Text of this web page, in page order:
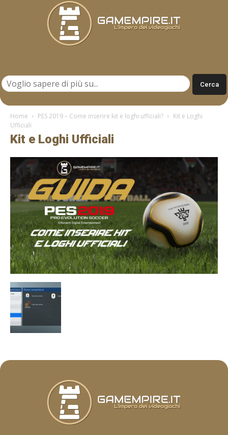
Home PES 2019 – Come inserire kit e loghi ufficiali?
Kit e Loghi
Ufficiali
Kit e Loghi Ufficiali